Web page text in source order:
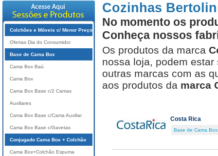
Cozinhas
No momento os
Conheça nossos
Os produtos da marca
nossa loja, podem
outras marcas com as
aos produtos da marca
Costa Rica
Base de Cama Box
Colchões e Móveis c/ Menor Preço
Ofertas Dia do Consumidor
Base de Cama Box
Cama Box Baú
Cama Box
Cama Box Base c/2 Camas
Auxiliares
Cama Box Base c/Cama Auxiliar
Cama Box Base c/Gavetas
Conjugado Cama Box + Colchão
Cama Box+Colchão Espuma